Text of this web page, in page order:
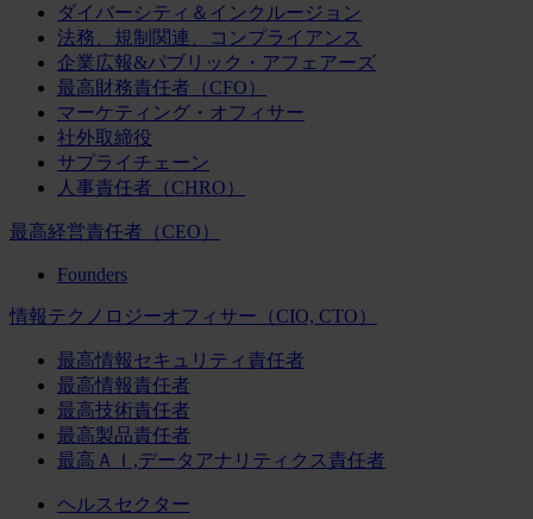
ダイバーシティ＆インクルージョン
法務、規制関連、コンプライアンス
企業広報&パブリック・アフェアーズ
最高財務責任者（CFO）
マーケティング・オフィサー
社外取締役
サプライチェーン
人事責任者（CHRO）
最高経営責任者（CEO）
Founders
情報テクノロジーオフィサー（CIO, CTO）
最高情報セキュリティ責任者
最高情報責任者
最高技術責任者
最高製品責任者
最高ＡＩ,データアナリティクス責任者
ヘルスセクター